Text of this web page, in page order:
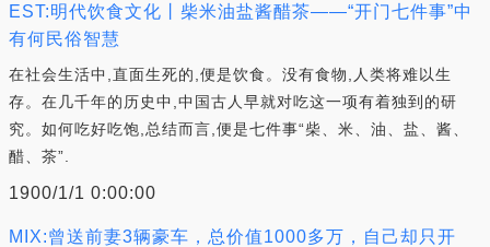
EST:明代饮食文化丨柴米油盐酱醋茶——“开门七件事”中
有何民俗智慧
在社会生活中,直面生死的,便是饮食。没有食物,人类将难以生
存。在几千年的历史中,中国古人早就对吃这一项有着独到的研
究。如何吃好吃饱,总结而言,便是七件事“柴、米、油、盐、酱、
醋、茶”.
1900/1/1 0:00:00
MIX:曾送前妻3辆豪车，总价值1000多万，自己却只开